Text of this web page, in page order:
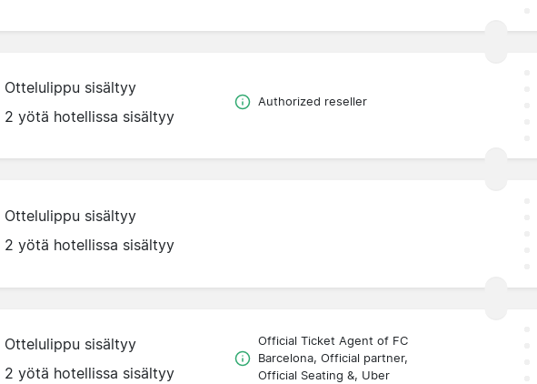
Ottelulippu sisältyy
2 yötä hotellissa sisältyy
Authorized reseller
Ottelulippu sisältyy
2 yötä hotellissa sisältyy
Ottelulippu sisältyy
2 yötä hotellissa sisältyy
Official Ticket Agent of FC
Barcelona, Official partner,
Official Seating &, Uber